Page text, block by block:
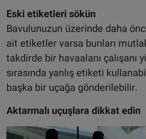
Eski etiketleri sökün
Bavulunuzun üzerinde daha
ait etiketler varsa bunları
takdirde bir havaalanı çalışanı
sırasında yanlış etiketi
başka bir uçağa gönderilebilir.
Aktarmalı uçuşlara dikkat edin